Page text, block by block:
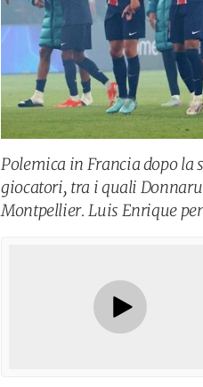
Polemica in Francia dopo la
giocatori, tra i quali
Montpellier. Luis Enrique